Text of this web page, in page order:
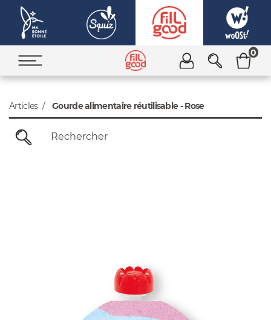
0
Articles Gourde alimentaire réutilisable - Rose